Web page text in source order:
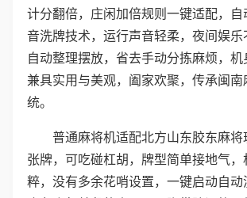
计分翻倍，庄闲加倍规则一键适配，
音洗牌技术，运行声音轻柔，夜间娱
自动整理摆放，省去手动分拣麻烦，机
兼具实用与美观，阖家欢聚，传承闽
统。
普通麻将机适配北方山东胶东麻
张牌，可吃碰杠胡，牌型简单接地气
粹，没有多余花哨设置，一键启动自